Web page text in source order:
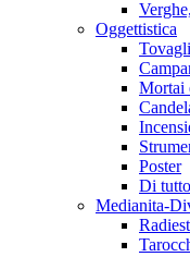
Oggettistica
Mortai
Poster
Di
Medianita-